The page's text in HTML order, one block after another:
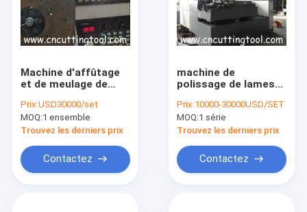
Machine d'affûtage
et de meulage de
commande CNC
multifonction
Prix:USD30000/set
MOQ:1 ensemble
Trouvez les derniers prix
Contactez
machine de
polissage de lames
table tournante à
commande
automatique
Prix:10000-30000USD/SET
MOQ:1 série
Trouvez les derniers prix
Contactez